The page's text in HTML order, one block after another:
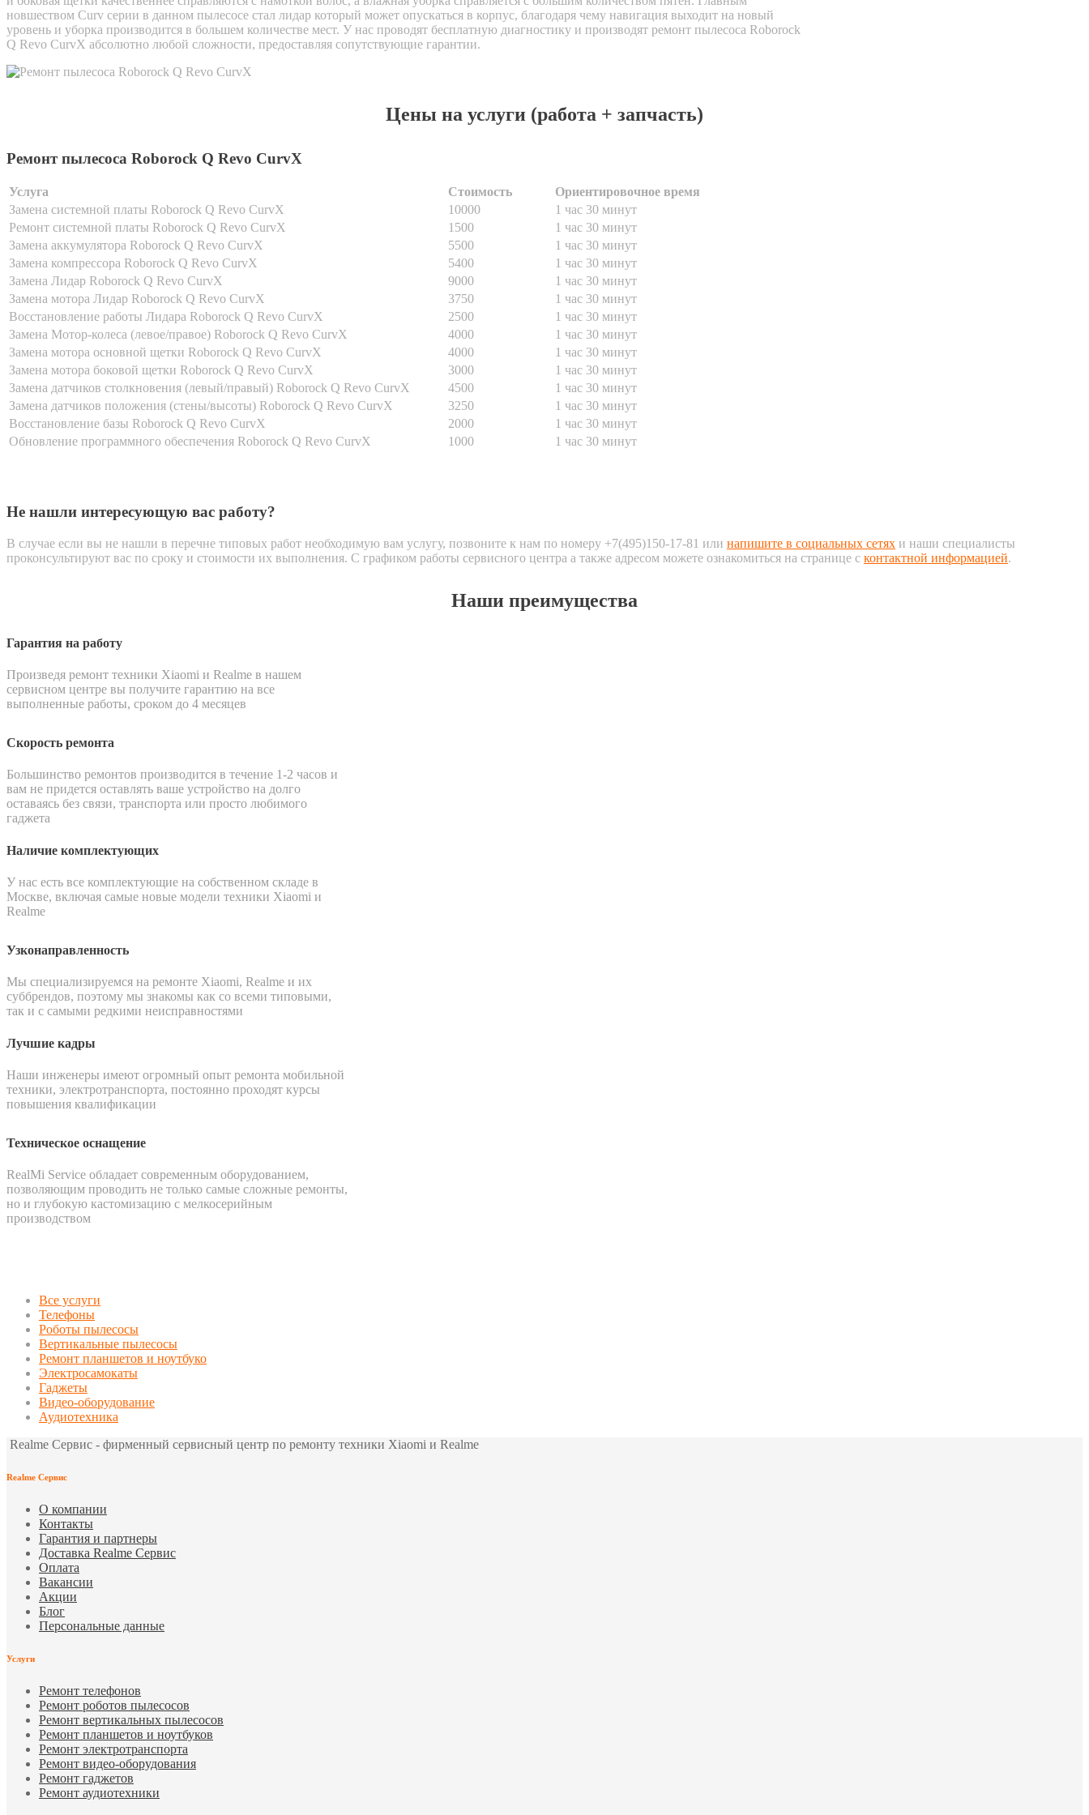
новшеством Curv серии в данном пылесосе стал лидар который может опускаться в корпус, благодаря чему навигация выходит на новый
уровень и уборка производится в большем количестве мест. У нас проводят бесплатную диагностику и производят ремонт пылесоса Roborock
Q Revo CurvX абсолютно любой сложности, предоставляя сопутствующие гарантии.
Цены на услуги (работа + запчасть)
Ремонт пылесоса Roborock Q Revo CurvX
Услуга Стоимость
Ориентировочное время
Замена системной платы Roborock Q Revo CurvX
10000
1 час 30 минут
Ремонт системной платы Roborock Q Revo CurvX
1500
1 час 30 минут
Замена аккумулятора Roborock Q Revo CurvX
5500
1 час 30 минут
Замена компрессора Roborock Q Revo CurvX
5400
1 час 30 минут
Замена Лидар Roborock Q Revo CurvX
9000
1 час 30 минут
Замена мотора Лидар Roborock Q Revo CurvX
3750
1 час 30 минут
Восстановление работы Лидара Roborock Q Revo CurvX
2500
1 час 30 минут
Замена Мотор-колеса (левое/правое) Roborock Q Revo CurvX
4000
1 час 30 минут
Замена мотора основной щетки Roborock Q Revo CurvX
4000
1 час 30 минут
Замена мотора боковой щетки Roborock Q Revo CurvX
3000
1 час 30 минут
Замена датчиков столкновения (левый/правый) Roborock Q Revo CurvX
4500
1 час 30 минут
Замена датчиков положения (стены/высоты) Roborock Q Revo CurvX
3250
1 час 30 минут
Восстановление базы Roborock Q Revo CurvX
2000
1 час 30 минут
Обновление программного обеспечения Roborock Q Revo CurvX
1000 1 час 30 минут
Не нашли интересующую вас работу?
В случае если вы не нашли в перечне типовых работ необходимую вам услугу, позвоните к нам по номеру +7(495)150-17-81 или напишите в социальных сетях и наши специалисты
проконсультируют вас по сроку и стоимости их выполнения. С графиком работы сервисного центра а также адресом можете ознакомиться на странице с контактной информацией.
Наши преимущества
Гарантия на работу
Произведя ремонт техники Xiaomi и Realme в нашем
сервисном центре вы получите гарантию на все
выполненные работы, сроком до 4 месяцев
Скорость ремонта
Большинство ремонтов производится в течение 1-2 часов и
вам не придется оставлять ваше устройство на долго
оставаясь без связи, транспорта или просто любимого
гаджета
Наличие комплектующих
У нас есть все комплектующие на собственном складе в
Москве, включая самые новые модели техники Xiaomi и
Realme
Узконаправленность
Мы специализируемся на ремонте Xiaomi, Realme и их
суббрендов, поэтому мы знакомы как со всеми типовыми,
так и с самыми редкими неисправностями
Лучшие кадры
Наши инженеры имеют огромный опыт ремонта мобильной
техники, электротранспорта, постоянно проходят курсы
повышения квалификации
Техническое оснащение
RealMi Service обладает современным оборудованием,
позволяющим проводить не только самые сложные ремонты,
но и глубокую кастомизацию с мелкосерийным
производством
Все услуги
Телефоны
Роботы пылесосы
Вертикальные пылесосы
Ремонт планшетов и ноутбуко
Электросамокаты
Гаджеты
Видео-оборудование
Аудиотехника
Realme Сервис - фирменный сервисный центр по ремонту техники Xiaomi и Realme
Realme Сервис
О компании
Контакты
Гарантия и партнеры
Доставка Realme Сервис
Оплата
Вакансии
Акции
Блог
Персональные данные
Услуги
Ремонт телефонов
Ремонт роботов пылесосов
Ремонт вертикальных пылесосов
Ремонт планшетов и ноутбуков
Ремонт электротранспорта
Ремонт видео-оборудования
Ремонт гаджетов
Ремонт аудиотехники